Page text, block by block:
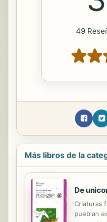
49
Más libros de la
De
Criaturas
pueblan